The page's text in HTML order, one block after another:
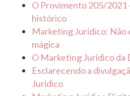
O Provimento 205/2021
histórico
Marketing Jurídico: Não
mágica
O Marketing Jurídico da
Esclarecendo a
Jurídico